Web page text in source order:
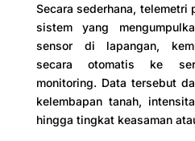
Secara sederhana, telemetri
sistem yang
sensor di lapangan,
secara otomatis ke
monitoring. Data tersebut
kelembapan tanah,
hingga tingkat keasaman